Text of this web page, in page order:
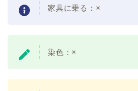
家具に乗る： ×
染色：×